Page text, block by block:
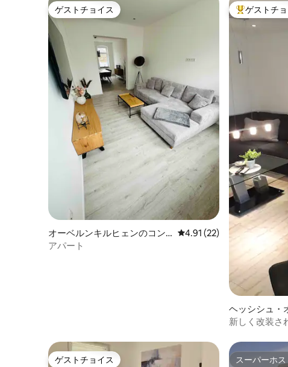
ゲストチョイス
ゲストチョイス
オーベルンキルヒェンのコン
ドミニアム
レビュー22件、5つ星中
4.91 (22)
アパート
大好評のゲス
ゲストチ
ヘッシシュ・
ンドミニアム
新しく改装さ
ゲストチョイス スーパーホ